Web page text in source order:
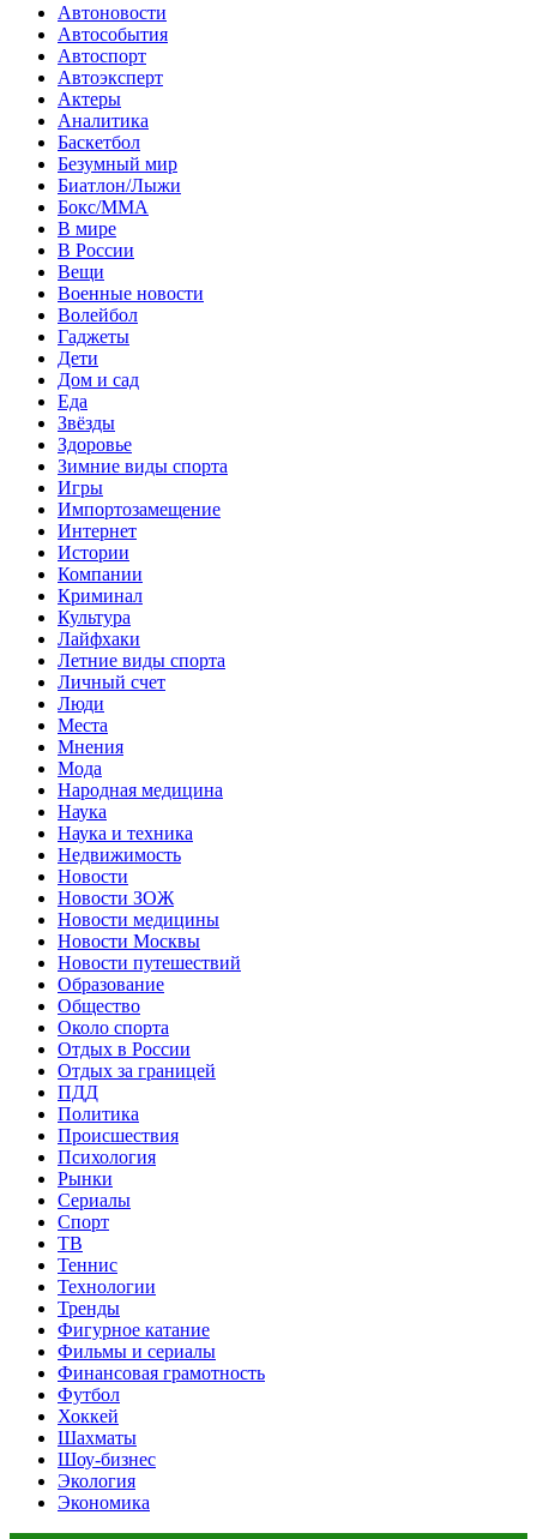
Автоновости
Автособытия
Автоспорт
Автоэксперт
Актеры
Аналитика
Баскетбол
Безумный мир
Биатлон/Лыжи
Бокс/MMA
В мире
В России
Вещи
Военные новости
Волейбол
Гаджеты
Дети
Дом и сад
Еда
Звёзды
Здоровье
Зимние виды спорта
Игры
Импортозамещение
Интернет
Истории
Компании
Криминал
Культура
Лайфхаки
Летние виды спорта
Личный счет
Люди
Места
Мнения
Мода
Народная медицина
Наука
Наука и техника
Недвижимость
Новости
Новости ЗОЖ
Новости медицины
Новости Москвы
Новости путешествий
Образование
Общество
Около спорта
Отдых в России
Отдых за границей
ПДД
Политика
Происшествия
Психология
Рынки
Сериалы
Спорт
ТВ
Теннис
Технологии
Тренды
Фигурное катание
Фильмы и сериалы
Финансовая грамотность
Футбол
Хоккей
Шахматы
Шоу-бизнес
Экология
Экономика